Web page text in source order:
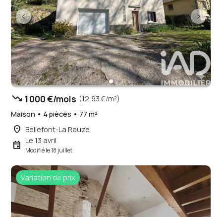
trending_down 1 000 €/mois (12,93 €/m²)
Maison • 4 pièces • 77 m²
place Bellefont-La Rauze
event Le 13 avril
Modifié le 18 juillet
Variation de prix